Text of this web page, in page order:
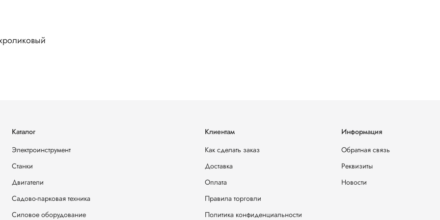
Каталог
Электроинструмент
Станки
Двигатели
Садово-парковая техника
Силовое оборудование
Клиентам
Как сделать заказ
Доставка
Оплата
Правила торговли
Политика конфиденциальности
Информация
Обратная связь
Реквизиты
Новости